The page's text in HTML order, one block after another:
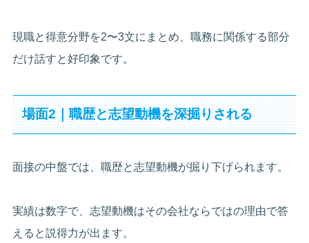
現職と得意分野を2〜3文にまとめ、職務に関係する部分
だけ話すと好印象です。
場面2｜職歴と志望動機を深掘りされる
面接の中盤では、職歴と志望動機が掘り下げられます。
実績は数字で、志望動機はその会社ならではの理由で答
えると説得力が出ます。